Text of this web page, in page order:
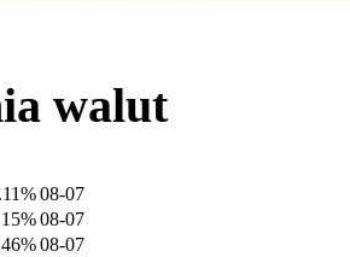
walut
08-07
08-07
08-07